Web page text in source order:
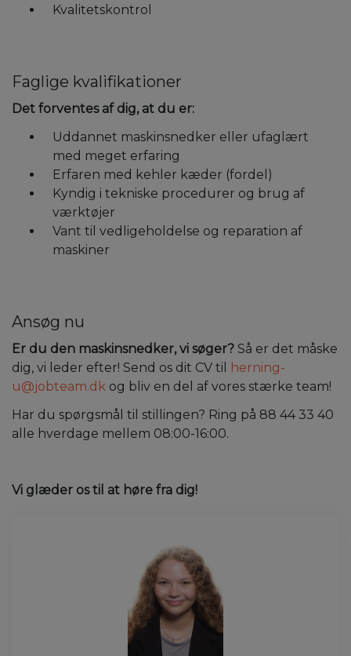
Kvalitetskontrol
Faglige kvalifikationer
Det forventes af dig, at du er:
Uddannet maskinsnedker eller ufaglært
med meget erfaring
Erfaren med kehler kæder (fordel)
Kyndig i tekniske procedurer og brug af
værktøjer
Vant til vedligeholdelse og reparation af
maskiner
Ansøg nu
Er du den maskinsnedker, vi søger? Så er det måske
dig, vi leder efter! Send os dit CV til
herning-
u@jobteam.dk og bliv en del af vores stærke team!
Har du spørgsmål til stillingen? Ring på 88 44 33 40
alle hverdage mellem 08:00-16:00.
Vi glæder os til at høre fra dig!